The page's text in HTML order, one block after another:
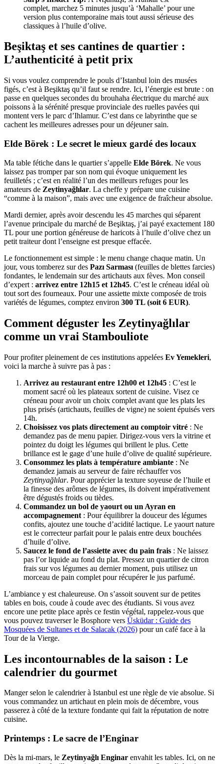
complet, marchez 5 minutes jusqu’à ‘Mahalle’ pour une
version plus contemporaine mais tout aussi sérieuse des
classiques à l’huile d’olive.
Beşiktaş et ses cantines de quartier :
L’authenticité à petit prix
Si vous voulez comprendre le pouls d’Istanbul loin des musées
figés, c’est à Beşiktaş qu’il faut se rendre. Ici, l’énergie est brute : on
passe en quelques secondes du brouhaha électrique du marché aux
poissons à la sérénité presque provinciale des ruelles pavées qui
montent vers le parc d’Ihlamur. C’est dans ce labyrinthe que se
cachent les meilleures adresses pour un déjeuner sain.
Elde Börek : Le secret le mieux gardé des locaux
Ma table fétiche dans le quartier s’appelle Elde Börek. Ne vous
laissez pas tromper par son nom qui évoque uniquement les
feuilletés ; c’est en réalité l’un des meilleurs refuges pour les
amateurs de Zeytinyağlılar. La cheffe y prépare une cuisine
“comme à la maison”, mais avec une exigence de fraîcheur absolue.
Mardi dernier, après avoir descendu les 45 marches qui séparent
l’avenue principale du marché de Beşiktaş, j’ai payé exactement 180
TL pour une portion généreuse de haricots à l’huile d’olive chez un
petit traiteur dont l’enseigne est presque effacée.
Le fonctionnement est simple : le menu change chaque matin. Un
jour, vous tomberez sur des Pazı Sarması (feuilles de blettes farcies)
fondantes, le lendemain sur des artichauts aux fèves. Mon conseil
d’expert : arrivez entre 12h15 et 12h45. C’est le créneau idéal où
tout sort des fourneaux. Pour une assiette mixte composée de trois
variétés de légumes, comptez environ 300 TL (soit 6 EUR).
Comment déguster les Zeytinyağlılar
comme un vrai Stambouliote
Pour profiter pleinement de ces institutions appelées Ev Yemekleri,
voici la marche à suivre pas à pas :
Arrivez au restaurant entre 12h00 et 12h45 : C’est le
moment sacré où les plateaux sortent de cuisine. Visez ce
créneau pour avoir un choix complet avant que les plats les
plus prisés (artichauts, feuilles de vigne) ne soient épuisés vers
14h.
Choisissez vos plats directement au comptoir vitré : Ne
demandez pas de menu papier. Dirigez-vous vers la vitrine et
pointez du doigt les légumes qui brillent le plus. Cette
brillance est le gage d’une huile d’olive de qualité supérieure.
Consommez les plats à température ambiante : Ne
demandez jamais au serveur de faire réchauffer vos
Zeytinyağlılar. Pour apprécier la texture soyeuse de l’huile et
la finesse des arômes de légumes, ils doivent impérativement
être dégustés froids ou tièdes.
Commandez un bol de yaourt ou un Ayran en
accompagnement : Pour équilibrer la douceur des légumes
confits, ajoutez une touche d’acidité lactique. Le yaourt nature
est le correcteur parfait pour le palais entre deux bouchées
d’huile d’olive.
Saucez le fond de l’assiette avec du pain frais : Ne laissez
pas l’or liquide au fond du plat. Pressez un quartier de citron
frais sur vos légumes au dernier moment, puis utilisez un
morceau de pain complet pour récupérer le jus parfumé.
L’ambiance y est chaleureuse. On s’assoit souvent sur de petites
tables en bois, coude à coude avec des étudiants. Si vous avez
encore une petite place après ce festin végétal, rappelez-vous que
vous pouvez traverser le Bosphore vers Üsküdar : Guide des
Mosquées de Sultanes et de Salacak (2026) pour un café face à la
Tour de la Vierge.
Les incontournables de la saison : Le
calendrier du gourmet
Manger selon le calendrier à Istanbul est une règle de vie absolue. Si
vous commandez un artichaut en plein mois de décembre, vous
passerez à côté de la texture fondante qui fait la réputation de notre
cuisine.
Printemps : Le sacre de l’Enginar
Dès la mi-mars, le Zeytinyağlı Enginar envahit les tables. Ici, on ne